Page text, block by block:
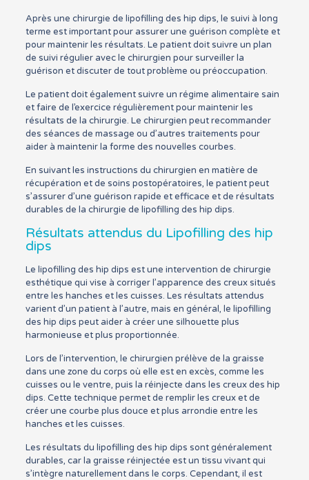
Après une chirurgie de lipofilling des hip dips, le suivi à long
terme est important pour assurer une guérison complète et
pour maintenir les résultats. Le patient doit suivre un plan
de suivi régulier avec le chirurgien pour surveiller la
guérison et discuter de tout problème ou préoccupation.
Le patient doit également suivre un régime alimentaire sain
et faire de l’exercice régulièrement pour maintenir les
résultats de la chirurgie. Le chirurgien peut recommander
des séances de massage ou d’autres traitements pour
aider à maintenir la forme des nouvelles courbes.
En suivant les instructions du chirurgien en matière de
récupération et de soins postopératoires, le patient peut
s’assurer d’une guérison rapide et efficace et de résultats
durables de la chirurgie de lipofilling des hip dips.
Résultats attendus du Lipofilling des hip
dips
Le lipofilling des hip dips est une intervention de chirurgie
esthétique qui vise à corriger l’apparence des creux situés
entre les hanches et les cuisses. Les résultats attendus
varient d’un patient à l’autre, mais en général, le lipofilling
des hip dips peut aider à créer une silhouette plus
harmonieuse et plus proportionnée.
Lors de l’intervention, le chirurgien prélève de la graisse
dans une zone du corps où elle est en excès, comme les
cuisses ou le ventre, puis la réinjecte dans les creux des hip
dips. Cette technique permet de remplir les creux et de
créer une courbe plus douce et plus arrondie entre les
hanches et les cuisses.
Les résultats du lipofilling des hip dips sont généralement
durables, car la graisse réinjectée est un tissu vivant qui
s’intègre naturellement dans le corps. Cependant, il est